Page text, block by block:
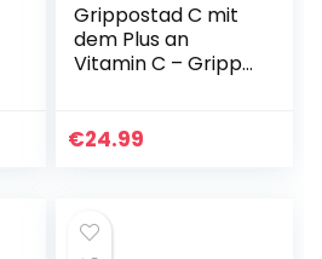
Grippostad C mit
dem Plus an
Vitamin C – Grippe
Erkältungsbeschw
€24.99